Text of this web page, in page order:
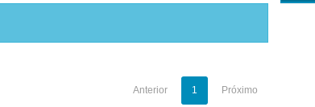
Anterior 1 Próximo